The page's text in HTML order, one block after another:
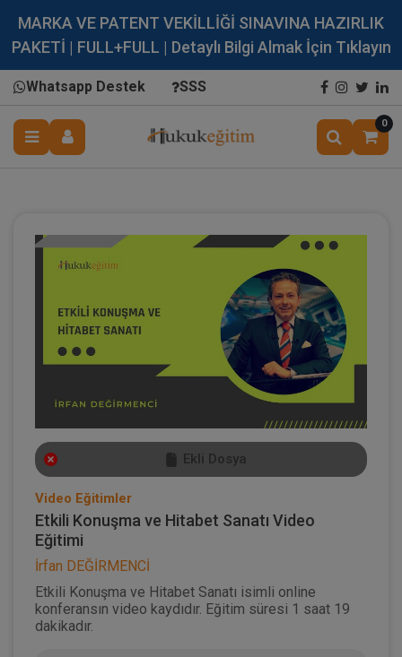
MARKA VE PATENT VEKİLLİĞİ SINAVINA HAZIRLIK
PAKETİ | FULL+FULL | Detaylı Bilgi Almak İçin Tıklayın
Whatsapp Destek SSS
0
Ekli Dosya
Video Eğitimler
Etkili Konuşma ve Hitabet Sanatı Video
Eğitimi
İrfan DEĞİRMENCİ
Etkili Konuşma ve Hitabet Sanatı isimli online
konferansın video kaydıdır. Eğitim süresi 1 saat 19
dakikadır.